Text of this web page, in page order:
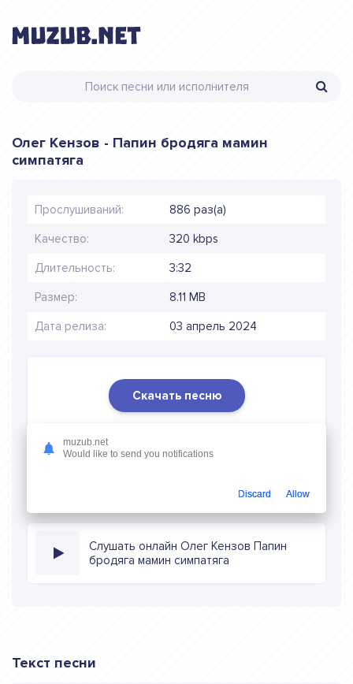
Олег Кензов - Папин бродяга мамин
симпатяга
Прослушиваний: 886 раз(а)
Качество: 320 kbps
Длительность: 3:32
Размер: 8.11 MB
Дата релиза: 03 апрель 2024
Скачать песню
симпатягав mp3 (длина: 3:32, качество: 320 кбитс)
бесплатно или слушать музыку в режиме онлайн
Слушать онлайн Олег Кензов Папин
бродяга мамин симпатяга
Текст песни
muzub.net
Would like to send you notifications
Discard Allow